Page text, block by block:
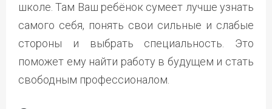
школе. Там Ваш ребёнок сумеет лучше узнать
самого себя, понять свои сильные и слабые
стороны и выбрать специальность. Это
поможет ему найти работу в будущем и стать
свободным профессионалом.